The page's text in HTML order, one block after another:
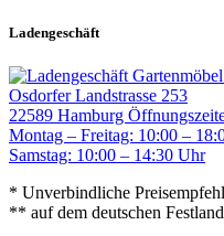
Ladengeschäft
Osdorfer Landstrasse 253
22589 Hamburg
Montag – Freitag: 10:00 –
Samstag: 10:00 – 14:30 Uhr
* Unverbindliche
** auf dem deutschen